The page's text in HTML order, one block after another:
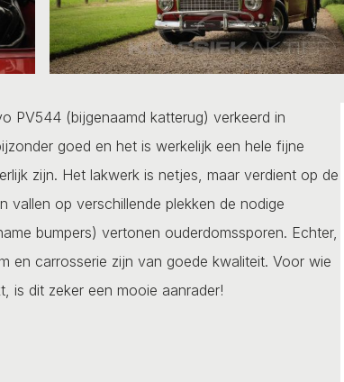
PV544 (bijgenaamd katterug) verkeerd in
goed en het is werkelijk een hele fijne
zijn. Het lakwerk is netjes, maar verdient op de
vallen op verschillende plekken de nodige
bumpers) vertonen ouderdomssporen. Echter,
en carrosserie zijn van goede kwaliteit. Voor wie
is dit zeker een mooie aanrader!